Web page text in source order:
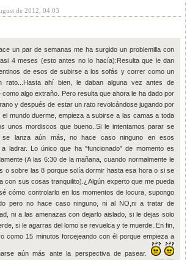
de 2012, 04:03
un par de semanas me ha surgido un problemilla con
4 meses (esto antes no lo hacía):Resulta que le dan
de esos de subirse a los sofás y correr como un
rato...Hasta ahí bien, le daban alguna vez antes de
algo extraño. Pero resulta que ahora le ha dado por
y después de estar un rato revolcándose jugando por
el mundo duerme, empieza a subirse a las camas a toda
unos mordiscos que bueno..Si le intentamos parar se
se lanza aún más, no hace caso ninguno en esos
ladrar. Lo único que ha "funcionado" de momento es
(A las 6:30 de la mañana, cuando normalmente le
o sobre las 8 porque solía dormir hasta esa hora o si se
con sus cosas tranquilito).¿Algún experto que me pueda
cómo controlarlo en los momentos de locura, supongo
pero no hace caso ninguno, ni al NO,ni a tratar de
ni a las amenazas con dejarlo aislado, si le dejas solo
si le agarras del lomo se revuelca y te muerde..En fin,
como 15 minutos forcejeando con él porque empieza a
aún más ante la perspectiva de pasear.